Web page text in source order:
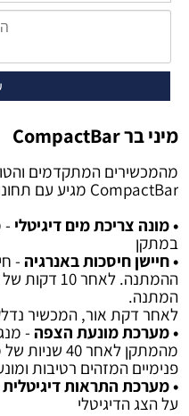
מיני בר CompactBar
מהמכשירים המתקדמים
CompactBar מגיע עם תחונות ייחודיות וחדשניות.
• מונה צריכת מים דיגיטלי -
במתקן
• חיישן חיסכות באנרגיה -
ההמתנה.
המתנה.
לאחר דקת אור, המכשיר
• מערכת מונעת הצפה -
מהמתקן לאחר
פנימיים המזהים רטיבות
• מערכת התראות דיגיטלית
על הצג הדיגיטלי